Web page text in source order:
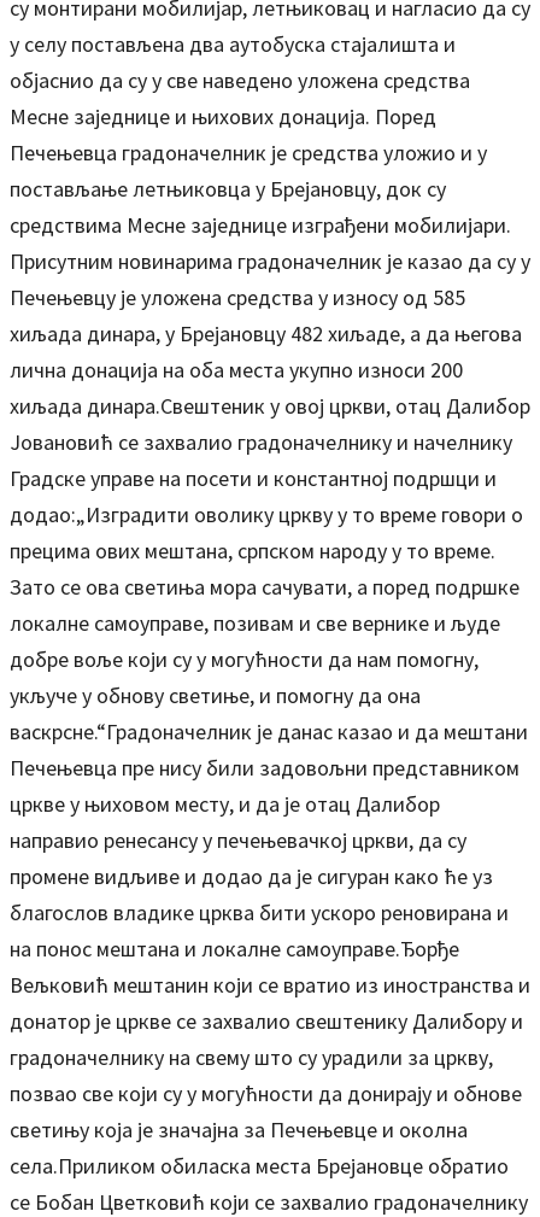
су монтирани мобилијар, летњиковац и нагласио да су
у селу постављена два аутобуска стајалишта и
објаснио да су у све наведено уложена средства
Месне заједнице и њихових донација. Поред
Печењевца градоначелник је средства уложио и у
постављање летњиковца у Брејановцу, док су
средствима Месне заједнице изграђени мобилијари.
Присутним новинарима градоначелник је казао да су у
Печењевцу је уложена средства у износу од 585
хиљада динара, у Брејановцу 482 хиљаде, а да његова
лична донација на оба места укупно износи 200
хиљада динара.Свештеник у овој цркви, отац Далибор
Јовановић се захвалио градоначелнику и начелнику
Градске управе на посети и константној подршци и
додао:„Изградити оволику цркву у то време говори о
прецима ових мештана, српском народу у то време.
Зато се ова светиња мора сачувати, а поред подршке
локалне самоуправе, позивам и све вернике и људе
добре воље који су у могућности да нам помогну,
укључе у обнову светиње, и помогну да она
васкрсне.“Градоначелник је данас казао и да мештани
Печењевца пре нису били задовољни представником
цркве у њиховом месту, и да је отац Далибор
направио ренесансу у печењевачкој цркви, да су
промене видљиве и додао да је сигуран како ће уз
благослов владике црква бити ускоро реновирана и
на понос мештана и локалне самоуправе.Ђорђе
Вељковић мештанин који се вратио из иностранства и
донатор је цркве се захвалио свештенику Далибору и
градоначелнику на свему што су урадили за цркву,
позвао све који су у могућности да донирају и обнове
светињу која је значајна за Печењевце и околна
села.Приликом обиласка места Брејановце обратио
се Бобан Цветковић који се захвалио градоначелнику